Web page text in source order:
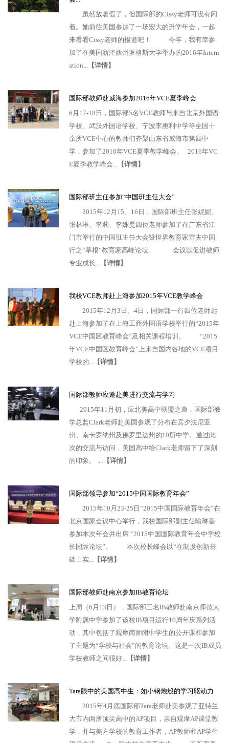
虽然放暑假了，但国际部的Cissy老师可没有闲
着。她前往美国参加了一场宏大的升学年会，一起
来看看Cissy老师的报道吧！ 今年，我有幸参
加了在美国新泽西州罗格斯大学举办的2016年Intern
ation... 【详情】
国际部教师赴威海参加2016年VCE夏季峰会
6月17-18日，国际部5名VCE教师与来自北京外国语
学校、武汉外国语学校、宁波李惠利中学等全国十
余所VCE中心的教师们齐聚山东省威海市第四中
学，参加了2016年VCE夏季教学峰会。 2016年VC
E夏季教学峰会... 【详情】
国际部班主任参加“中国班主任大会”
2015年12月15、16日，国际部班主任张妮妮、
张林琳、李莉、李姝旻四位老师参加了在广东省江
门市举行的中国班主任大会暨世界教育家雷夫中国
行之“草根”教育家高峰论坛。 会议以促进教师
专业成长... 【详情】
我校VCE教师赴上海参加2015年VCE教学峰会
2015年12月3日、4日，国际部一行四位老师远
赴上海参加了在上海工商外国语学校举行的“2015年
VCE中国区教育峰会”及相关课程培训。 “2015
年VCE中国区教育峰会”上来自国内各地的VCE项目
学校的... 【详情】
国际部教师应邀赴美进行交流与学习
2015年11月初，应北美高中联盟之邀，国际部教
学总监Clark老师赴美国参观了分布在宾夕法尼亚
州、南卡罗纳州及佛罗里达州的10所中学。通过此
次的交流与访问，美国高中给Clark老师留下了深刻
的印象。 ... 【详情】
国际部领导参加“2015中国国际教育年会”
2015年10月23-25日“2015中国国际教育年会”在
北京国家会议中心举行，我校国际部副主任喻琳荃
参加本次年会并出席 “2015中国国际教育年会中学校
长国际论坛”。 本次校长峰会以“在制度创新基
础上实... 【详情】
国际部教师赴南京参加IB教育论坛
上周（6月13日），国际部三名IB教师赴南京师范大
学附属中学参加了该校IB项目运行10周年庆系列活
动，其中包括了观摩南师附中学生的公开课和参加
了主题为“学校与社会”的教育论坛。这是一次IB成员
学校教师之间很好... 【详情】
Tara眼中的美国高中生：如小钢炮般的学习驱动力
2015年4月底国际部Tara老师赴美参观了亚特兰
大市内两所顶尖高中的AP项目，亲自观摩AP课堂教
学，并与美方学校的教育工作者，AP教师和AP学生